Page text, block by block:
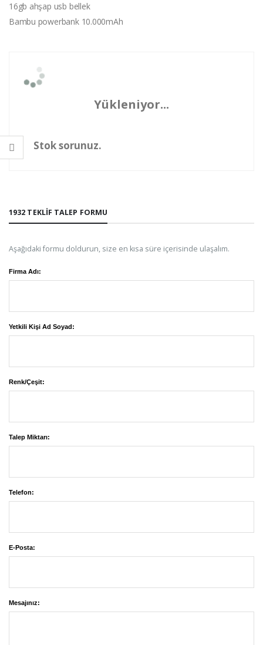
16gb ahşap usb bellek
Bambu powerbank 10.000mAh
Yükleniyor...
Stok sorunuz.
1932 TEKLIF TALEP FORMU
Aşağıdaki formu doldurun, size en kısa süre içerisinde ulaşalım.
Firma Adı:
Yetkili Kişi Ad Soyad:
Renk/Çeşit:
Talep Miktarı:
Telefon:
E-Posta:
Mesajınız: